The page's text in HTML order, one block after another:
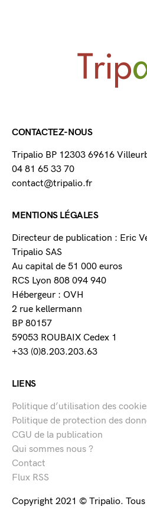
CONTACTEZ-NOUS
Tripalio BP 12303 69616
04 81 65 33 70
contact@tripalio.fr
MENTIONS LÉGALES
Directeur de publication : Eric
Tripalio SAS
Au capital de 51 000 euros
RCS Lyon 808 094 940
Hébergeur : OVH
2 rue kellermann
BP 80157
59053 ROUBAIX Cedex 1
+33 (0)8.203.203.63
LIENS
Politique d’utilisation des
Politique de protection des
CGU de la publication
Qui sommes nous ?
Contact
Flux RSS
Copyright 2021 © Tripalio.